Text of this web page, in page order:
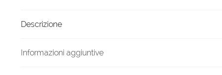
7
1720
Descrizione
Informazioni aggiuntive